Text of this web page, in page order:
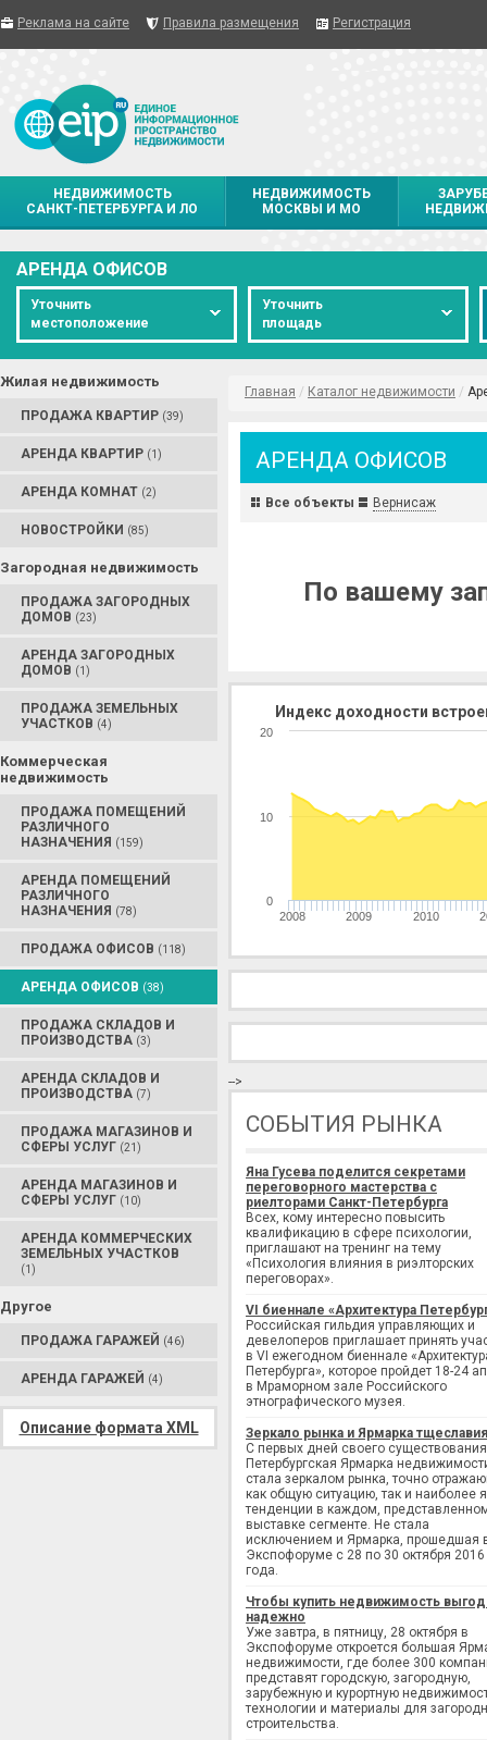
Реклама на сайте Правила размещения Регистрация
НЕДВИЖИМОСТЬ
САНКТ-ПЕТЕРБУРГА И ЛО
НЕДВИЖИМОСТЬ
МОСКВЫ И МО
АРЕНДА ОФИСОВ
Уточнить
местоположение
Уточнить
площадь
Жилая недвижимость
ПРОДАЖА КВАРТИР (39)
АРЕНДА КВАРТИР (1)
АРЕНДА КОМНАТ (2)
НОВОСТРОЙКИ (85)
Загородная недвижимость
ПРОДАЖА ЗАГОРОДНЫХ
ДОМОВ (23)
АРЕНДА ЗАГОРОДНЫХ
ДОМОВ (1)
ПРОДАЖА ЗЕМЕЛЬНЫХ
УЧАСТКОВ (4)
Коммерческая
недвижимость
ПРОДАЖА ПОМЕЩЕНИЙ
РАЗЛИЧНОГО
НАЗНАЧЕНИЯ (159)
АРЕНДА ПОМЕЩЕНИЙ
РАЗЛИЧНОГО
НАЗНАЧЕНИЯ (78)
ПРОДАЖА ОФИСОВ (118)
АРЕНДА ОФИСОВ (38)
ПРОДАЖА СКЛАДОВ И
ПРОИЗВОДСТВА (3)
АРЕНДА СКЛАДОВ И
ПРОИЗВОДСТВА (7)
ПРОДАЖА МАГАЗИНОВ И
СФЕРЫ УСЛУГ (21)
АРЕНДА МАГАЗИНОВ И
СФЕРЫ УСЛУГ (10)
АРЕНДА КОММЕРЧЕСКИХ
ЗЕМЕЛЬНЫХ УЧАСТКОВ
(1)
Другое
ПРОДАЖА ГАРАЖЕЙ (46)
АРЕНДА ГАРАЖЕЙ (4)
Описание формата XML
Главная / Каталог недвижимости /
АРЕНДА ОФИСОВ
Все объекты Вернисаж
По вашему
Индекс доходности
2008 2009 2010
0
10
20
-->
СОБЫТИЯ РЫНКА
Яна Гусева поделится секретами
переговорного мастерства с
риелторами Санкт-Петербурга
Всех, кому интересно повысить
квалификацию в сфере психологии,
приглашают на тренинг на тему
«Психология влияния в риэлторских
переговорах».
VI биеннале «Архитектура
Российская гильдия управляющих и
девелоперов приглашает принять
в VI ежегодном биеннале
Петербурга», которое пройдет 18-24
в Мраморном зале Российского
этнографического музея.
Зеркало рынка и Ярмарка тщеславия
С первых дней своего существования
Петербургская Ярмарка
стала зеркалом рынка, точно
как общую ситуацию, так и наиболее
тенденции в каждом,
выставке сегменте. Не стала
исключением и Ярмарка, прошедшая
Экспофоруме с 28 по 30 октября 2016
года.
Чтобы купить недвижимость
надежно
Уже завтра, в пятницу, 28 октября в
Экспофоруме откроется большая
недвижимости, где более 300
представят городскую, загородную,
зарубежную и курортную
технологии и материалы для
строительства.